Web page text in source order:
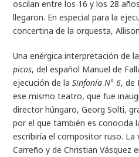
oscilan entre los 16 y los 28
llegaron. En especial para la
concertina de la orquesta,
Una enérgica interpretación de
picos, del español Manuel de
ejecución de laSinfonía N° 6, de
ese mismo teatro, que fue
director húngaro, Georg Solti,
por el que también es conocida
escribiría el compositor ruso. La
Carreño y de Christian Vásquez